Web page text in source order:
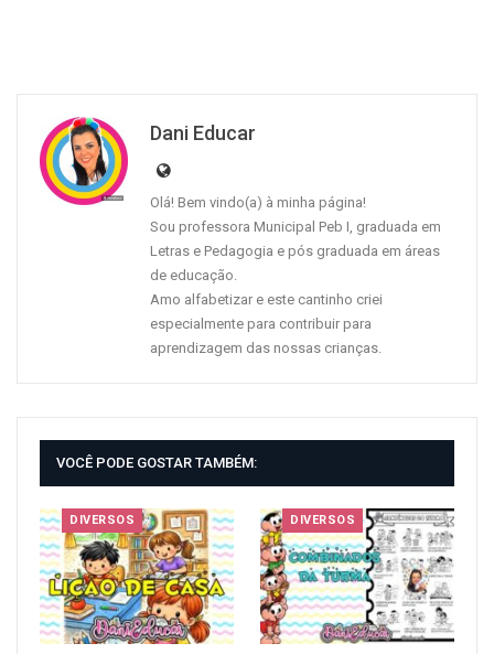
Dani Educar
Olá! Bem vindo(a) à minha página!
Sou professora Municipal Peb I, graduada em
Letras e Pedagogia e pós graduada em áreas
de educação.
Amo alfabetizar e este cantinho criei
especialmente para contribuir para
aprendizagem das nossas crianças.
VOCÊ PODE GOSTAR TAMBÉM:
DIVERSOS DIVERSOS